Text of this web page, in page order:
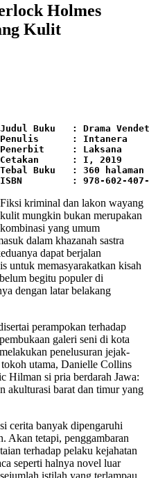
Holmes
Kulit
Judul Buku   : Drama
Penulis      : Intanera
Penerbit     : Laksana
Cetakan
    : I, 2019
Tebal Buku   : 360 halaman
ISBN
: 978-602-
Fiksi kriminal dan lakon wayang
kulit mungkin bukan merupakan
kombinasi yang umum
dalam khazanah sastra
dapat berjalan
untuk memasyarakatkan kisah
begitu populer di
dengan latar belakang
perampokan terhadap
galeri seni di kota
penelusuran jejak-
utama, Danielle Collins
Hilman si pria berdarah Jawa:
akulturasi barat dan timur yang
cerita banyak dipengaruhi
Akan tetapi, penggambaran
terhadap pelaku kejahatan
seperti halnya novel luar
istilah yang terlampau